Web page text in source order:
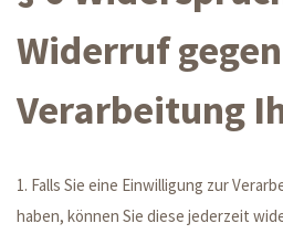
Widerruf
Verarbeitung
1. Falls Sie eine Einwilligung zur
haben, können Sie diese jederzeit